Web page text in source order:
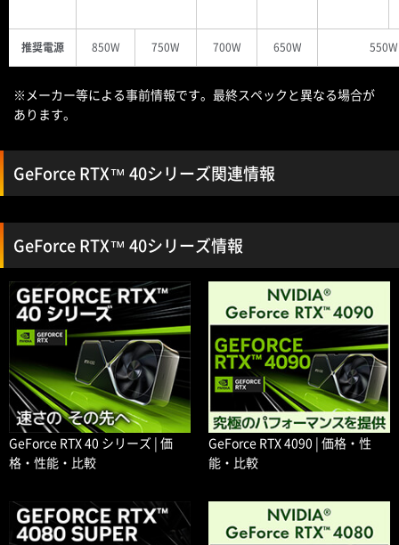
推奨電源 850W 750W 700W 650W 550W
※メーカー等による事前情報です。最終スペックと異なる場合が
あります。
GeForce RTX™ 40シリーズ関連情報
GeForce RTX™ 40シリーズ情報
GeForce RTX 40 シリーズ | 価
格・性能・比較
GeForce RTX 4090 | 価格・性
能・比較